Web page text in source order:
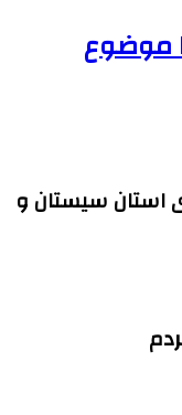
موضوع
استان سیستان و